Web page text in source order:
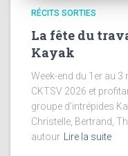
RÉCITS SORTIES
La fête du
Kayak
Week-end du 1er au
CKTSV 2026 et
groupe d’intrépides
Christelle, Bertrand,
autour Lire la suite